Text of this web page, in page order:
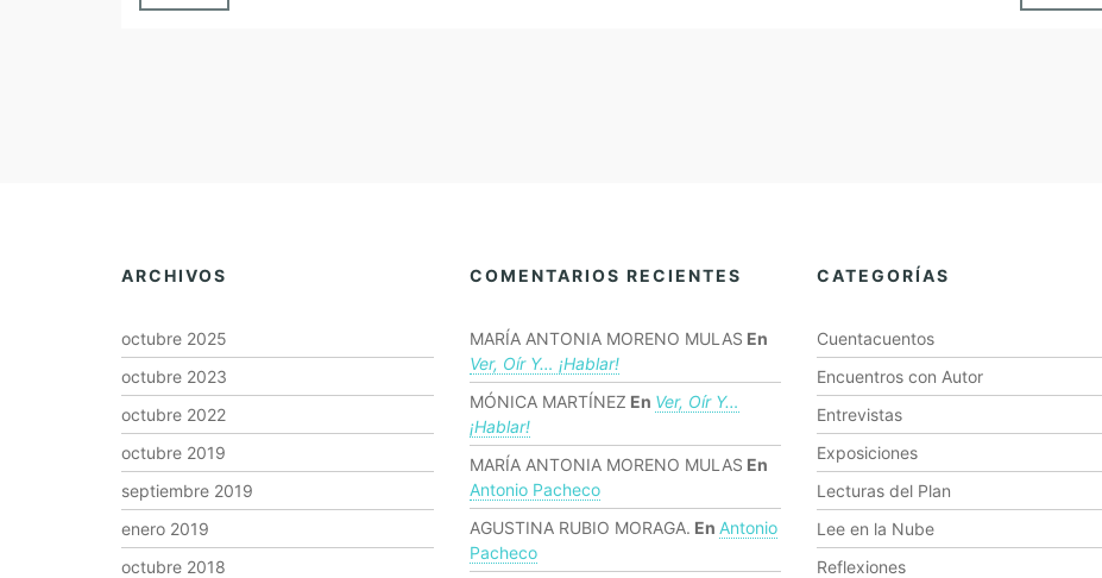
ARCHIVOS
octubre 2025
octubre 2023
octubre 2022
octubre 2019
septiembre 2019
enero 2019
octubre 2018
COMENTARIOS RECIENTES
MARÍA ANTONIA MORENO MULAS En
Ver, Oír Y… ¡hablar!
MÓNICA MARTÍNEZ En Ver, Oír Y…
¡hablar!
MARÍA ANTONIA MORENO MULAS En
Antonio Pacheco
AGUSTINA RUBIO MORAGA. En Antonio
Pacheco
CATEGORÍAS
Cuentacuentos
Encuentros con Autor
Entrevistas
Exposiciones
Lecturas del Plan
Lee en la Nube
Reflexiones